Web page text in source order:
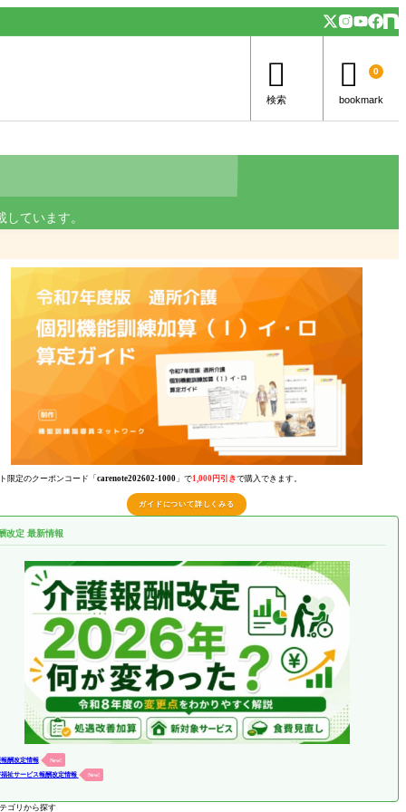
ています。

検索
 0
bookmark
限定のクーポンコード「 carenote202602-1000 」で1,000円引きで購入できます。
ガイドについて詳しくみる
改定 最新情報
酬改定情報 New!
祉サービス報酬改定情報 New!
ゴリから探す